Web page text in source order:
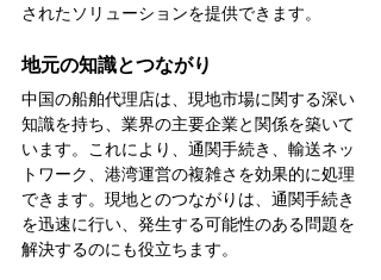
されたソリューションを提供できます。
地元の知識とつながり
中国の船舶代理店は、現地市場に関する深い
知識を持ち、業界の主要企業と関係を築いて
います。これにより、通関手続き、輸送ネッ
トワーク、港湾運営の複雑さを効果的に処理
できます。現地とのつながりは、通関手続き
を迅速に行い、発生する可能性のある問題を
解決するのにも役立ちます。